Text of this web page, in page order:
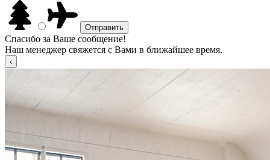
Спасибо за Ваше сообщение!
Наш менеджер свяжется с Вами в ближайшее время.